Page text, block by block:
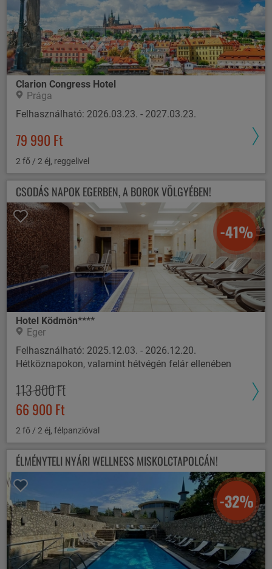
Clarion Congress Hotel
Prága
Felhasználható: 2026.03.23. - 2027.03.23.
79 990 Ft
2 fő / 2 éj, reggelivel
CSODÁS NAPOK EGERBEN, A BOROK VÖLGYÉBEN!
-41%
Hotel Ködmön****
Eger
Felhasználható: 2025.12.03. - 2026.12.20.
Hétköznapokon, valamint hétvégén felár ellenében
113 800 Ft
66 900 Ft
2 fő / 2 éj, félpanzióval
ÉLMÉNYTELI NYÁRI WELLNESS MISKOLCTAPOLCÁN!
-32%